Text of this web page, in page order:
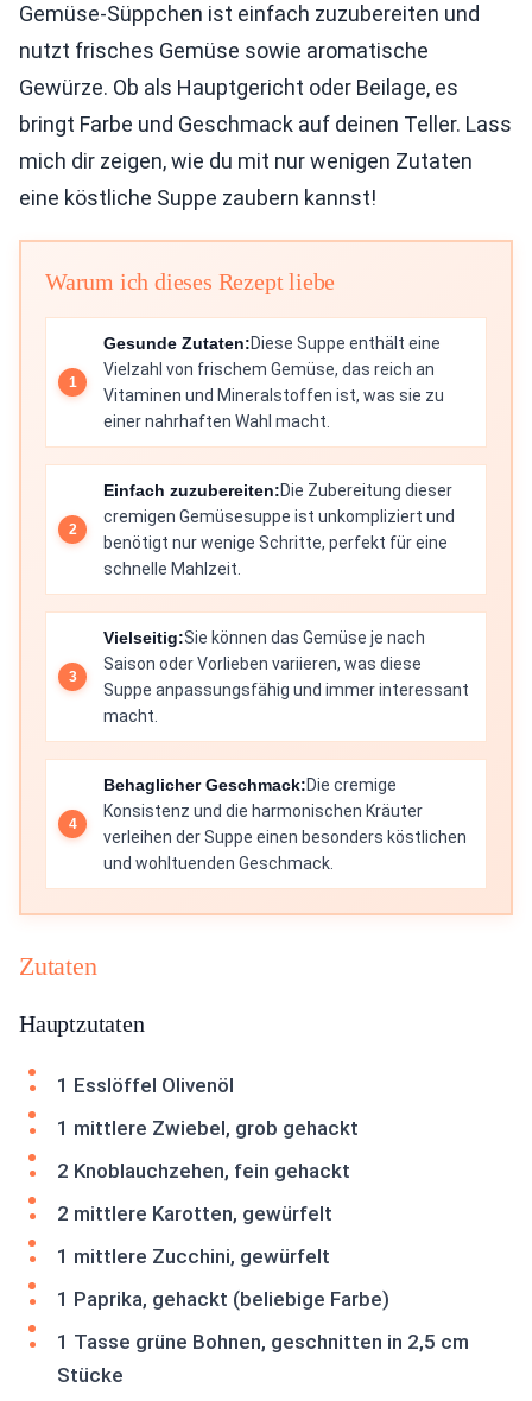
Gemüse-Süppchen ist einfach zuzubereiten und
nutzt frisches Gemüse sowie aromatische
Gewürze. Ob als Hauptgericht oder Beilage, es
bringt Farbe und Geschmack auf deinen Teller. Lass
mich dir zeigen, wie du mit nur wenigen Zutaten
eine köstliche Suppe zaubern kannst!
Warum ich dieses Rezept liebe
Gesunde Zutaten:Diese Suppe enthält eine
Vielzahl von frischem Gemüse, das reich an
Vitaminen und Mineralstoffen ist, was sie zu
einer nahrhaften Wahl macht.
Einfach zuzubereiten:Die Zubereitung dieser
cremigen Gemüsesuppe ist unkompliziert und
benötigt nur wenige Schritte, perfekt für eine
schnelle Mahlzeit.
Vielseitig:Sie können das Gemüse je nach
Saison oder Vorlieben variieren, was diese
Suppe anpassungsfähig und immer interessant
macht.
Behaglicher Geschmack:Die cremige
Konsistenz und die harmonischen Kräuter
verleihen der Suppe einen besonders köstlichen
und wohltuenden Geschmack.
Zutaten
Hauptzutaten
1 Esslöffel Olivenöl
1 mittlere Zwiebel, grob gehackt
2 Knoblauchzehen, fein gehackt
2 mittlere Karotten, gewürfelt
1 mittlere Zucchini, gewürfelt
1 Paprika, gehackt (beliebige Farbe)
1 Tasse grüne Bohnen, geschnitten in 2,5 cm
Stücke